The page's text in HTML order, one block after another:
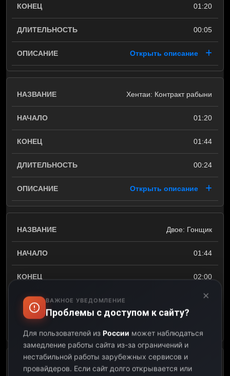
01:20
00:05
Открыть описание
Хентаи: Контракт рабыни
01:20
01:44
00:24
Открыть описание
Двое: Гонщик
01:44
02:00
00:16
×
ВАЖНОЕ УВЕДОМЛЕНИЕ
Проблемы с доступом к сайту?
Для пользователей из России может наблюдаться
замедление работы сайта из-за ограничений и
нестабильной работы зарубежных сервисов и
провайдеров. Если сайт долго открывается или